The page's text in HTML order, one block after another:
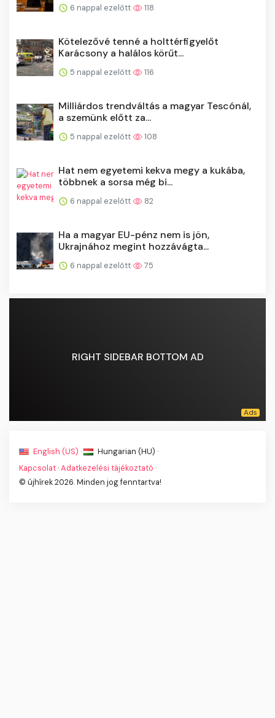
6 nappal ezelőtt 118
Kötelezővé tenné a holttérfigyelőt
Karácsony a halálos körűt...
5 nappal ezelőtt 116
Milliárdos trendváltás a magyar Tescónál,
a szemünk előtt za...
5 nappal ezelőtt 108
Hat nem egyetemi kekva megy a kukába,
többnek a sorsa még bi...
6 nappal ezelőtt 82
Ha a magyar EU-pénz nem is jön,
Ukrajnához megint hozzávágta...
6 nappal ezelőtt 75
RIGHT SIDEBAR BOTTOM AD
English (US) ·
Hungarian (HU) ·
Kapcsolat ·Adatkezelési tájékoztató ·
© újhírek 2026. Minden jog fenntartva!